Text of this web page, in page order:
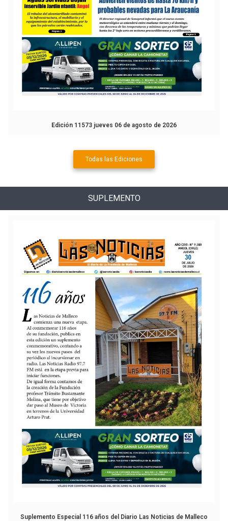
Edición 11573 jueves 06 de agosto de 2026
Todas las Ediciones
SUPLEMENTO
Suplemento Especial 116 años del Diario Las Noticias de Malleco